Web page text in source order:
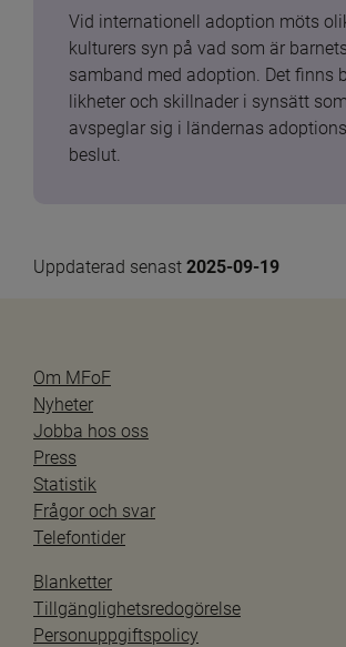
Vid internationell adoption möts
kulturers syn på vad som är
samband med adoption. Det finns
likheter och skillnader i synsätt som
avspeglar sig i ländernas
beslut.
Uppdaterad senast 2025-09-19
Om MFoF
Nyheter
Jobba hos oss
Press
Statistik
Frågor och svar
Telefontider
Blanketter
Tillgänglighetsredogörelse
Personuppgiftspolicy